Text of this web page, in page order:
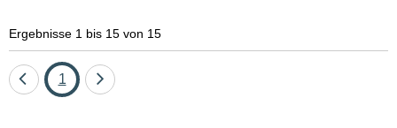
Ergebnisse 1 bis 15 von 15
EineSeite
1
Eine